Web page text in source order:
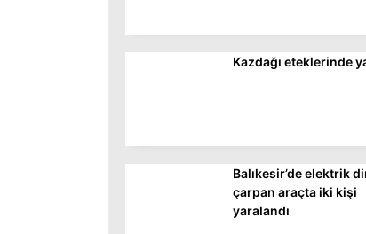
Kazdağı eteklerinde
Balıkesir’de elektrik
çarpan araçta iki kişi
yaralandı